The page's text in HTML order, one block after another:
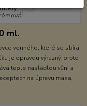
ml.
vonného, které se sbírá
je opravdu výrazný, proto
teple nasládlou vůni a
na úpravu masa,